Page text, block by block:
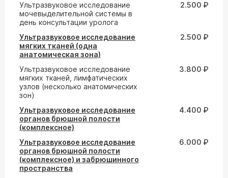
Ультразвуковое исследование
мочевыделительной системы в
день консультации уролога
2.500 ₽
Ультразвуковое исследование
мягких тканей (одна
анатомическая зона)
2.500 ₽
Ультразвуковое исследование
мягких тканей, лимфатических
узлов (несколько анатомических
зон)
3.800 ₽
Ультразвуковое исследование
органов брюшной полости
(комплексное)
4.400 ₽
Ультразвуковое исследование
органов брюшной полости
(комплексное) и забрюшинного
пространства
6.000 ₽